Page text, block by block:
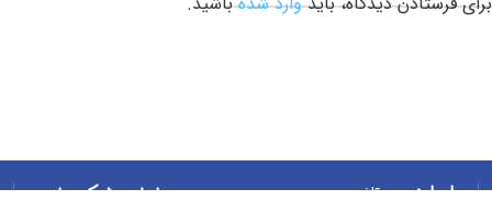
با ما در
تلفن:
ما را در شبکه های